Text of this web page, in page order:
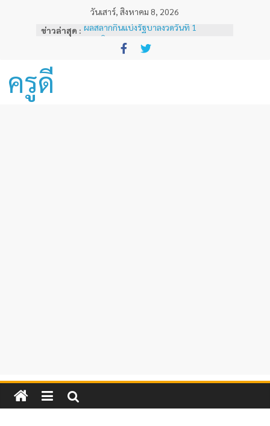
วันเสาร์, สิงหาคม 8, 2026
ข่าวล่าสุด : ผลสลากกินแบ่งรัฐบาลงวดวันที่ 1
พฤศจิกายน 2567
หลักเกณฑ์และวิธีการเทียบเคียงผลการ
ครูดี